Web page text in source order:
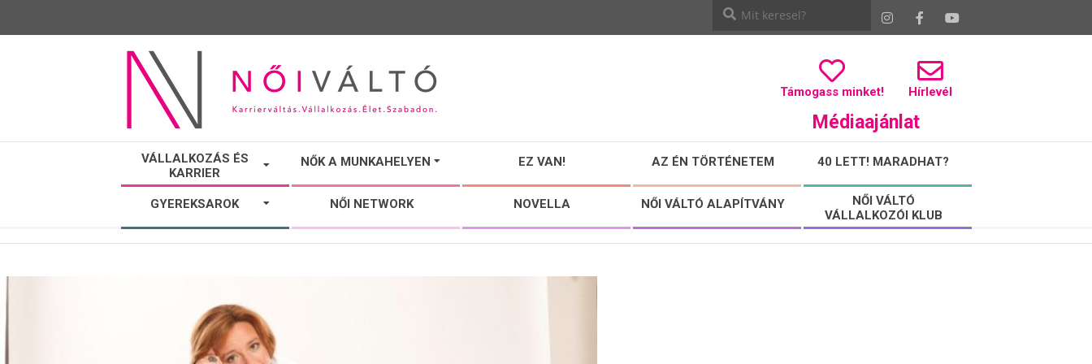
NŐI
VÁLTÓ
Támogass minket! Hírlevél
Médiaajánlat
VÁLLALKOZÁS ÉS
KARRIER
NŐK A MUNKAHELYEN EZ VAN! AZ ÉN TÖRTÉNETEM 40 LETT! MARADHAT?
GYEREKSAROK NŐI NETWORK NOVELLA NŐI VÁLTÓ ALAPÍTVÁNY
NŐI VÁLTÓ
VÁLLALKOZÓI KLUB